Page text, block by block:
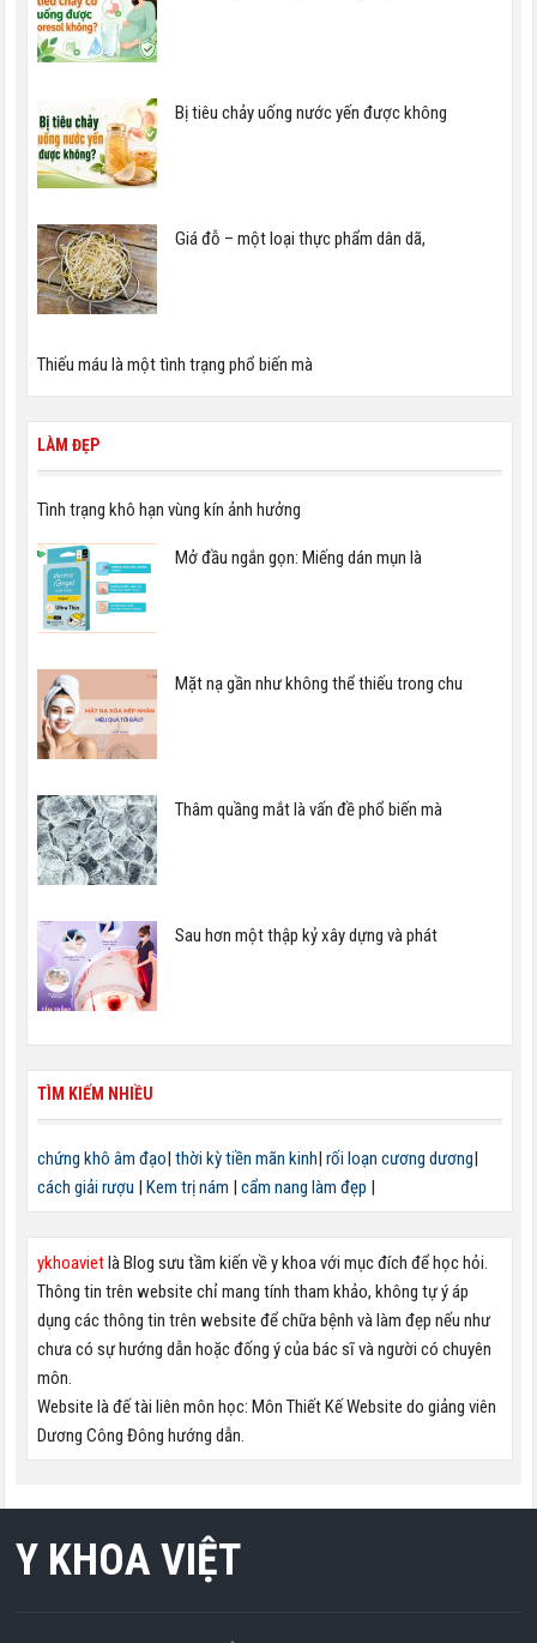
Bị tiêu chảy uống nước yến được không
Giá đỗ – một loại thực phẩm dân dã,
Thiếu máu là một tình trạng phổ biến mà
LÀM ĐẸP
Tình trạng khô hạn vùng kín ảnh hưởng
Mở đầu ngắn gọn: Miếng dán mụn là
Mặt nạ gần như không thể thiếu trong chu
Thâm quầng mắt là vấn đề phổ biến mà
Sau hơn một thập kỷ xây dựng và phát
TÌM KIẾM NHIỀU
chứng khô âm đạo thời kỳ tiền mãn kinh rối loạn cương dương
cách giải rượu
Kem trị nám cẩm nang làm đẹp
ykhoavietlà Blog sưu tầm kiến về y khoa với mục đích để học hỏi.
Thông tin trên website chỉ mang tính tham khảo, không tự ý áp
dụng các thông tin trên website để chữa bệnh và làm đẹp nếu như
chưa có sự hướng dẫn hoặc đống ý của bác sĩ và người có chuyên
môn.
Website là đế tài liên môn học: Môn Thiết Kế Website do giảng viên
Dương Công Đông hướng dẫn.
Y KHOA VIỆT